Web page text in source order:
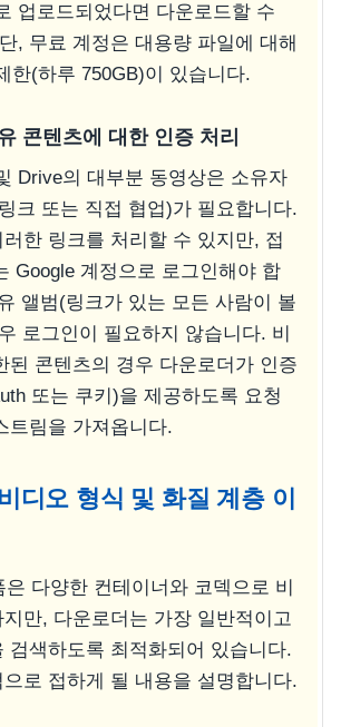
업로드되었다면 다운로드할 수
, 무료 계정은 대용량 파일에 대해
한(하루 750GB)이 있습니다.
콘텐츠에 대한 인증 처리
Drive의 대부분 동영상은 소유자
크 또는 직접 협업)가 필요합니다.
한 링크를 처리할 수 있지만, 접
Google 계정으로 로그인해야 합
앨범(링크가 있는 모든 사람이 볼
로그인이 필요하지 않습니다. 비
된 콘텐츠의 경우 다운로더가 인증
또는 쿠키)을 제공하도록 요청
트림을 가져옵니다.
디오 형식 및 화질 계층 이
다양한 컨테이너와 코덱으로 비
만, 다운로더는 가장 일반적이고
검색하도록 최적화되어 있습니다.
로 접하게 될 내용을 설명합니다.